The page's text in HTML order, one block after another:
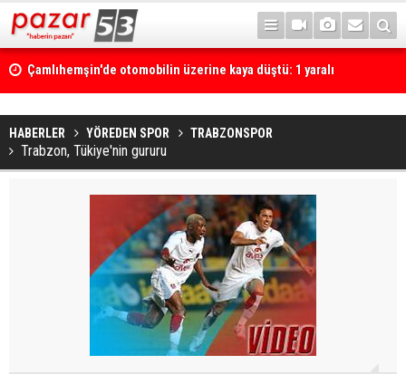
Çamlıhemşin'de otomobilin üzerine kaya düştü: 1 yaralı
HABERLER YÖREDEN SPOR TRABZONSPOR
Trabzon, Tükiye'nin gururu